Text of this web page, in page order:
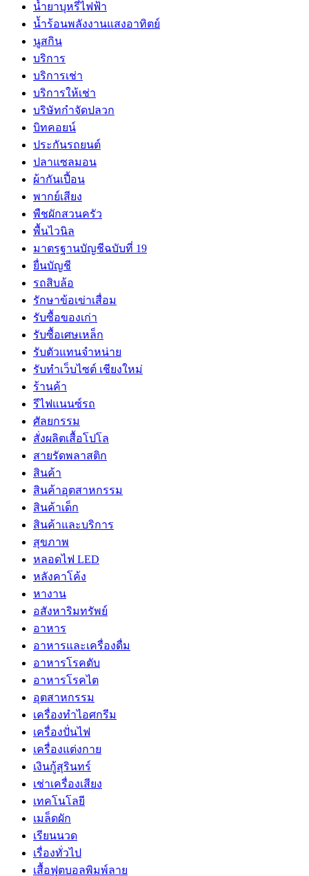
น้ำยาบุหรี่ไฟฟ้า
น้ำร้อนพลังงานแสงอาทิตย์
นูสกิน
บริการ
บริการเช่า
บริการให้เช่า
บริษัทกำจัดปลวก
บิทคอยน์
ประกันรถยนต์
ปลาแซลมอน
ผ้ากันเปี้อน
พากย์เสียง
พืชผักสวนครัว
พื้นไวนิล
มาตรฐานบัญชีฉบับที่ 19
ยื่นบัญชี
รถสิบล้อ
รักษาข้อเข่าเสื่อม
รับซื้อของเก่า
รับซื้อเศษเหล็ก
รับตัวแทนจำหน่าย
รับทำเว็บไซต์ เชียงใหม่
ร้านค้า
รีไฟแนนซ์รถ
ศัลยกรรม
สั่งผลิตเสื้อโปโล
สายรัดพลาสติก
สินค้า
สินค้าอุตสาหกรรม
สินค้าเด็ก
สินค้าและบริการ
สุขภาพ
หลอดไฟ LED
หลังคาโค้ง
หางาน
อสังหาริมทรัพย์
อาหาร
อาหารและเครื่องดื่ม
อาหารโรคตับ
อาหารโรคไต
อุตสาหกรรม
เครื่องทำไอศกรีม
เครื่องปั่นไฟ
เครื่องแต่งกาย
เงินกู้สุรินทร์
เช่าเครื่องเสียง
เทคโนโลยี
เมล็ดผัก
เรียนนวด
เรื่องทั่วไป
เสื้อฟุตบอลพิมพ์ลาย